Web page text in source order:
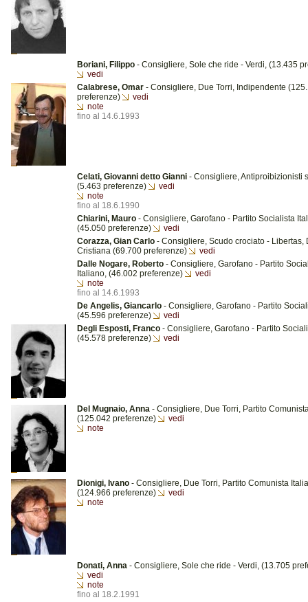
Boriani, Filippo - Consigliere, Sole che ride - Verdi, (13.435
vedi
Calabrese, Omar - Consigliere, Due Torri, Indipendente
preferenze)
vedi
note
fino al 14.6.1993
Celati, Giovanni detto Gianni - Consigliere, Antiproibizionisti
(5.463 preferenze)
vedi
note
fino al 18.6.1990
Chiarini, Mauro - Consigliere, Garofano - Partito Socialista
(45.050 preferenze)
vedi
Corazza, Gian Carlo - Consigliere, Scudo crociato - Libertas,
Cristiana (69.700 preferenze)
vedi
Dalle Nogare, Roberto - Consigliere, Garofano - Partito
Italiano, (46.002 preferenze)
vedi
note
fino al 14.6.1993
De Angelis, Giancarlo - Consigliere, Garofano - Partito
(45.596 preferenze)
vedi
Degli Esposti, Franco - Consigliere, Garofano - Partito
(45.578 preferenze)
vedi
Del Mugnaio, Anna - Consigliere, Due Torri, Partito
(125.042 preferenze)
vedi
note
Dionigi, Ivano - Consigliere, Due Torri, Partito Comunista
(124.966 preferenze)
vedi
note
Donati, Anna - Consigliere, Sole che ride - Verdi, (13.705
vedi
note
fino al 18.2.1991